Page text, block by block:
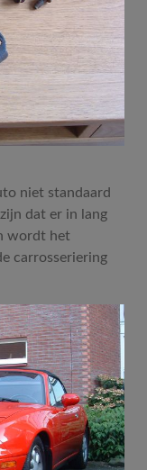
niet standaard
dat er in lang
wordt het
carrosseriering